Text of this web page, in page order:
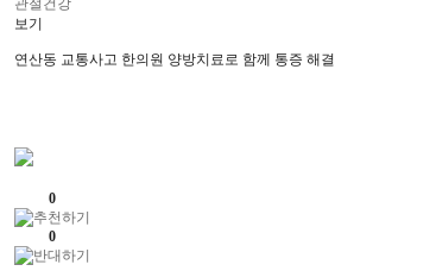
관절건강
보기
연산동 교통사고 한의원 양방치료로 함께 통증 해결
0
0